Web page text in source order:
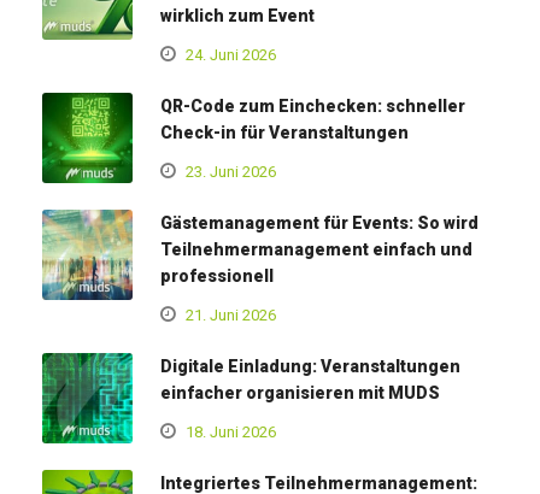
wirklich zum Event
24. Juni 2026
QR-Code zum Einchecken: schneller
Check-in für Veranstaltungen
23. Juni 2026
Gästemanagement für Events: So wird
Teilnehmermanagement einfach und
professionell
21. Juni 2026
Digitale Einladung: Veranstaltungen
einfacher organisieren mit MUDS
18. Juni 2026
Integriertes Teilnehmermanagement: